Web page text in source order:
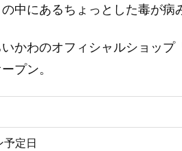
中にあるちょっとした毒が病
かわのオフィシャルショッ
プン。
予定日